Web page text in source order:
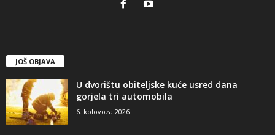
JOŠ OBJAVA
U dvorištu obiteljske kuće usred dana
gorjela tri automobila
6. kolovoza 2026